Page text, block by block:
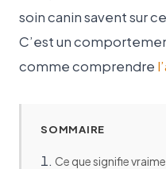
soin canin savent sur
C’est un
comme comprendre
SOMMAIRE
Ce que signifie